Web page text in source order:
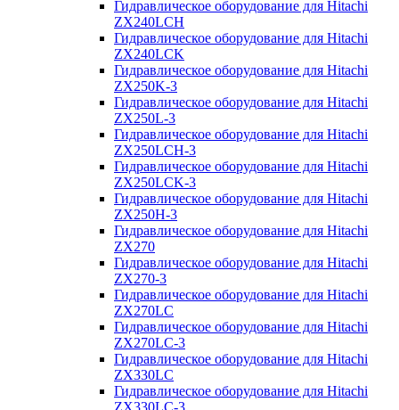
Гидравлическое оборудование для Hitachi
ZX240LCH
Гидравлическое оборудование для Hitachi
ZX240LCK
Гидравлическое оборудование для Hitachi
ZX250K-3
Гидравлическое оборудование для Hitachi
ZX250L-3
Гидравлическое оборудование для Hitachi
ZX250LCH-3
Гидравлическое оборудование для Hitachi
ZX250LCK-3
Гидравлическое оборудование для Hitachi
ZX250Н-3
Гидравлическое оборудование для Hitachi
ZX270
Гидравлическое оборудование для Hitachi
ZX270-3
Гидравлическое оборудование для Hitachi
ZX270LC
Гидравлическое оборудование для Hitachi
ZX270LC-3
Гидравлическое оборудование для Hitachi
ZX330LC
Гидравлическое оборудование для Hitachi
ZX330LC-3